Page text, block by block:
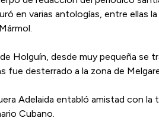
en varias antologías, entre ellas
Holguín, desde muy pequeña se
fue desterrado a la zona de
Adelaida entabló amistad con
Cubano.